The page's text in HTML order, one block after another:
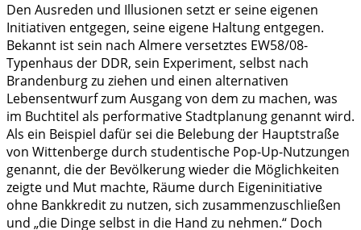
Den Ausreden und Illusionen setzt er seine eigenen
Initiativen entgegen, seine eigene Haltung entgegen.
Bekannt ist sein nach Almere versetztes EW58/08-
Typenhaus der DDR, sein Experiment, selbst nach
Brandenburg zu ziehen und einen alternativen
Lebensentwurf zum Ausgang von dem zu machen, was
im Buchtitel als performative Stadtplanung genannt wird.
Als ein Beispiel dafür sei die Belebung der Hauptstraße
von Wittenberge durch studentische Pop-Up-Nutzungen
genannt, die der Bevölkerung wieder die Möglichkeiten
zeigte und Mut machte, Räume durch Eigeninitiative
ohne Bankkredit zu nutzen, sich zusammenzuschließen
und „die Dinge selbst in die Hand zu nehmen.“ Doch